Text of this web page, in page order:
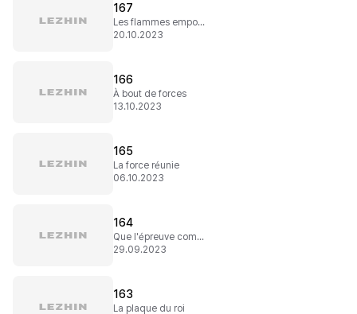
167
Les flammes empoisonnées
20.10.2023
166
À bout de forces
13.10.2023
165
La force réunie
06.10.2023
164
Que l'épreuve commence !
29.09.2023
163
La plaque du roi